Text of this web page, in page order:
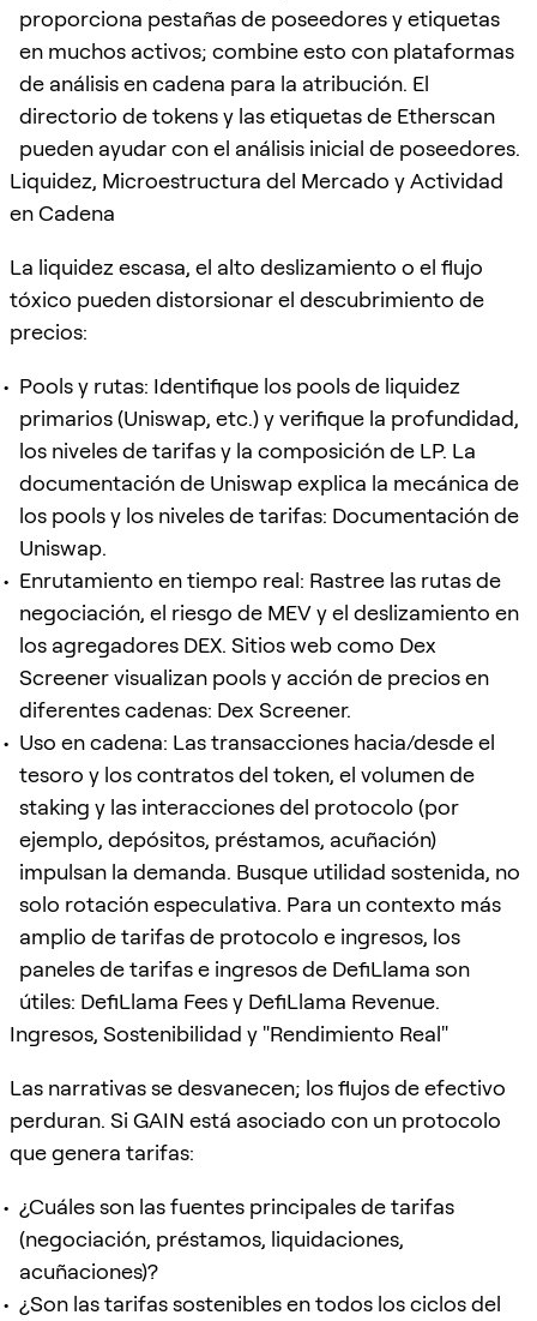
proporciona pestañas de poseedores y etiquetas
en muchos activos; combine esto con plataformas
de análisis en cadena para la atribución. El
directorio de tokens y las etiquetas de Etherscan
pueden ayudar con el análisis inicial de poseedores.
Liquidez, Microestructura del Mercado y Actividad
en Cadena
La liquidez escasa, el alto deslizamiento o el flujo
tóxico pueden distorsionar el descubrimiento de
precios:
Pools y rutas: Identifique los pools de liquidez
primarios (Uniswap, etc.) y verifique la profundidad,
los niveles de tarifas y la composición de LP. La
documentación de Uniswap explica la mecánica de
los pools y los niveles de tarifas: Documentación de
Uniswap.
Enrutamiento en tiempo real: Rastree las rutas de
negociación, el riesgo de MEV y el deslizamiento en
los agregadores DEX. Sitios web como Dex
Screener visualizan pools y acción de precios en
diferentes cadenas: Dex Screener.
Uso en cadena: Las transacciones hacia/desde el
tesoro y los contratos del token, el volumen de
staking y las interacciones del protocolo (por
ejemplo, depósitos, préstamos, acuñación)
impulsan la demanda. Busque utilidad sostenida, no
solo rotación especulativa. Para un contexto más
amplio de tarifas de protocolo e ingresos, los
paneles de tarifas e ingresos de DefiLlama son
útiles: DefiLlama Fees y DefiLlama Revenue.
Ingresos, Sostenibilidad y "Rendimiento Real"
Las narrativas se desvanecen; los flujos de efectivo
perduran. Si GAIN está asociado con un protocolo
que genera tarifas:
¿Cuáles son las fuentes principales de tarifas
(negociación, préstamos, liquidaciones,
acuñaciones)?
¿Son las tarifas sostenibles en todos los ciclos del